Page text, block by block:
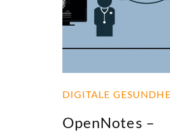
DIGITALE
OpenNotes –